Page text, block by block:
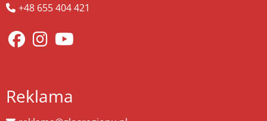
+48 655 404 421
Reklama